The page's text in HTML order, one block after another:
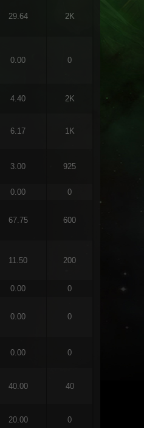
29.64 2K
0.00 0
4.40 2K
6.17 1K
3.00 925
0.00 0
67.75 600
11.50 200
0.00 0
0.00 0
0.00 0
40.00 40
20.00 0